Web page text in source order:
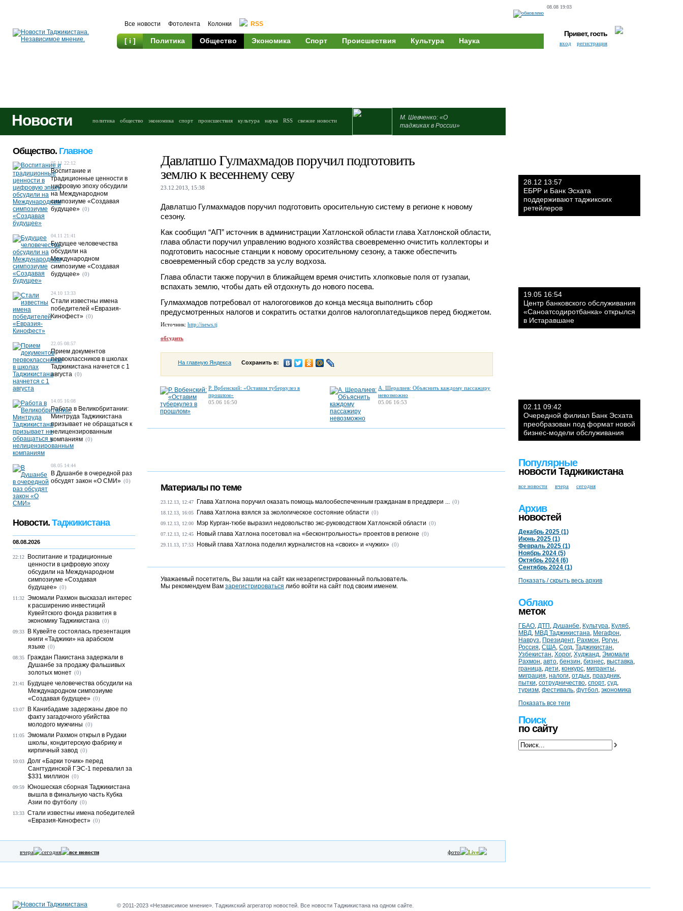
08.08 19:03
Все новости Фотолента Колонки RSS
[ i ] Политика Общество Экономика Спорт Происшествия Культура Наука
Привет, гость
вход регистрация
Новости политика общество экономика спорт происшествия культура наука RSS свежие новости
М. Шевченко: «О
таджиках в России»
Давлатшо Гулмахмадов поручил подготовить
землю к весеннему севу
23.12.2013, 15:38
Давлатшо Гулмахмадов поручил подготовить оросительную систему в регионе к новому
сезону.
Как сообщил “АП” источник в администрации Хатлонской области глава Хатлонской области,
глава области поручил управлению водного хозяйства своевременно очистить коллекторы и
подготовить насосные станции к новому оросительному сезону, а также обеспечить
своевременный сбор средств за услу водхоза.
Глава области также поручил в ближайщем время очистить хлопковые поля от гузапаи,
вспахать землю, чтобы дать ей отдохнуть до нового посева.
Гулмахмадов потребовал от налогоговиков до конца месяца выполнить сбор
предусмотренных налогов и сократить остатки долгов налогоплатедьщиков перед бюджетом.
Источник: http://news.tj
обсудить
На главную Яндекса Сохранить в:
Р. Врбенский: «Оставим туберкулез в
прошлом»
05.06 16:50
А. Шералиев: Объяснить каждому пассажиру
невозможно
05.06 16:53
Материалы по теме
23.12.13, 12:47 Глава Хатлона поручил оказать помощь малообеспеченным гражданам в преддвери ... (0)
18.12.13, 16:05 Глава Хатлона взялся за экологическое состояние области (0)
09.12.13, 12:00 Мэр Курган-тюбе выразил недовольство экс-руководством Хатлонской области (0)
07.12.13, 12:45 Новый глава Хатлона посетовал на «бесконтрольность» проектов в регионе (0)
29.11.13, 17:53 Новый глава Хатлона поделил журналистов на «своих» и «чужих» (0)
Уважаемый посетитель, Вы зашли на сайт как незарегистрированный пользователь.
Мы рекомендуем Вам зарегистрироваться либо войти на сайт под своим именем.
Общество. Главное
05.11 22:12
Воспитание и
традиционные ценности в
цифровую эпоху обсудили
на Международном
симпозиуме «Создавая
будущее» (0)
04.11 21:41
Будущее человечества
обсудили на
Международном
симпозиуме «Создавая
будущее» (0)
24.10 13:33
Стали известны имена
победителей «Евразия-
Кинофест» (0)
22.05 08:57
Прием документов
первоклассников в школах
Таджикистана начнется с 1
августа (0)
14.05 16:08
Работа в Великобритании:
Минтруда Таджикистана
призывает не обращаться к
нелицензированным
компаниям (0)
08.05 14:44
В Душанбе в очередной раз
обсудят закон «О СМИ» (0)
Новости. Таджикистана
08.08.2026
22:12
Воспитание и традиционные
ценности в цифровую эпоху
обсудили на Международном
симпозиуме «Создавая
будущее» (0)
11:32 Эмомали Рахмон высказал интерес
к расширению инвестиций
Кувейтского фонда развития в
экономику Таджикистана (0)
09:33
В Кувейте состоялась презентация
книги «Таджики» на арабском
языке (0)
08:35
Граждан Пакистана задержали в
Душанбе за продажу фальшивых
золотых монет (0)
21:41
Будущее человечества обсудили на
Международном симпозиуме
«Создавая будущее» (0)
13:07
В Канибадаме задержаны двое по
факту загадочного убийства
молодого мужчины (0)
11:05 Эмомали Рахмон открыл в Рудаки
школы, кондитерскую фабрику и
кирпичный завод (0)
10:03 Долг «Барки точик» перед
Сангтудинской ГЭС-1 перевалил за
$331 миллион (0)
09:59
Юношеская сборная Таджикистана
вышла в финальную часть Кубка
Азии по футболу (0)
13:33 Стали известны имена победителей
«Евразия-Кинофест» (0)
вчера сегодня все новости фото Live
28.12 13:57
ЕБРР и Банк Эсхата
поддерживают таджикских
ретейлеров
19.05 16:54
Центр банковского обслуживания
«Саноатсодиротбанка» открылся
в Истаравшане
02.11 09:42
Очередной филиал Банк Эсхата
преобразован под формат новой
бизнес-модели обслуживания
Популярные
новости Таджикистана
все новости вчера сегодня
Архив
новостей
Декабрь 2025 (1)
Июнь 2025 (1)
Февраль 2025 (1)
Ноябрь 2024 (5)
Октябрь 2024 (6)
Сентябрь 2024 (1)
Показать / скрыть весь архив
Облако
меток
ГБАО, ДТП , Душанбе, Культура, Куляб,
МВД, МВД Таджикистана, Мегафон,
Навруз, Президент, Рахмон, Рогун,
Россия, США, Согд, Таджикистан,
Узбекистан, Хорог, Худжанд, Эмомали
Рахмон, авто, бензин, бизнес, выставка,
граница, дети, конкурс, мигранты,
миграция, налоги, отдых, праздник,
пытки, сотрудничество, спорт, суд,
туризм, фестиваль, футбол, экономика
Показать все теги
Поиск
по сайту
© 2011-2023 «Независимое мнение». Таджикский агрегатор новостей. Все новости Таджикистана на одном сайте.